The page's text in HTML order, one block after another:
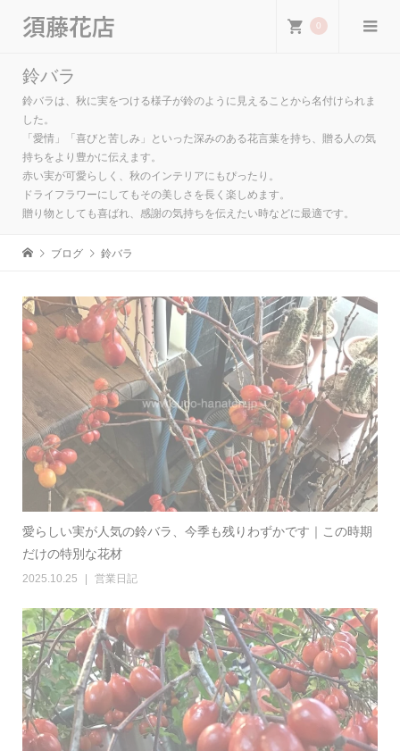
須藤花店 0
鈴バラ
鈴バラは、秋に実をつける様子が鈴のように見えることから名付けられま
した。
「愛情」「喜びと苦しみ」といった深みのある花言葉を持ち、贈る人の気
持ちをより豊かに伝えます。
赤い実が可愛らしく、秋のインテリアにもぴったり。
ドライフラワーにしてもその美しさを長く楽しめます。
贈り物としても喜ばれ、感謝の気持ちを伝えたい時などに最適です。
ブログ 鈴バラ
愛らしい実が人気の鈴バラ、今季も残りわずかです｜この時期
だけの特別な花材
2025.10.25 営業日記